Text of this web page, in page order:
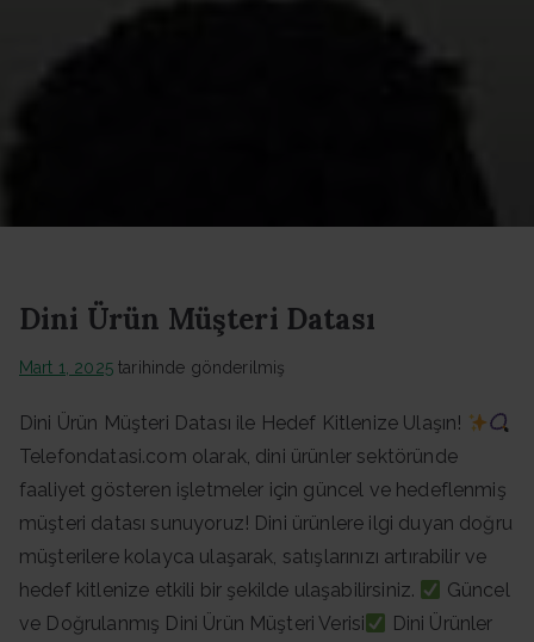
Dini Ürün Müşteri Datası
Mart 1, 2025tarihinde gönderilmiş
Dini Ürün Müşteri Datası ile Hedef Kitlenize Ulaşın!
Telefondatasi.com olarak, dini ürünler sektöründe
faaliyet gösteren işletmeler için güncel ve hedeflenmiş
müşteri datası sunuyoruz! Dini ürünlere ilgi duyan doğru
müşterilere kolayca ulaşarak, satışlarınızı artırabilir ve
hedef kitlenize etkili bir şekilde ulaşabilirsiniz.
Güncel
ve Doğrulanmış Dini Ürün Müşteri Verisi
Dini Ürünler